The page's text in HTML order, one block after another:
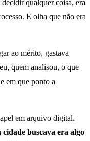
decidir qualquer coisa, era
E olha que não era
ao mérito, gastava
quem analisou, o que
em que ponto a
em arquivo digital.
cidade buscava era algo